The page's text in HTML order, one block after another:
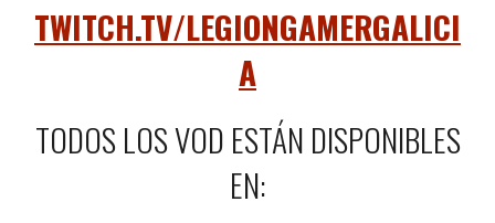
TWITCH.TV/LEGIONGAMERGALICI
A
TODOS LOS VOD ESTÁN DISPONIBLES
EN: